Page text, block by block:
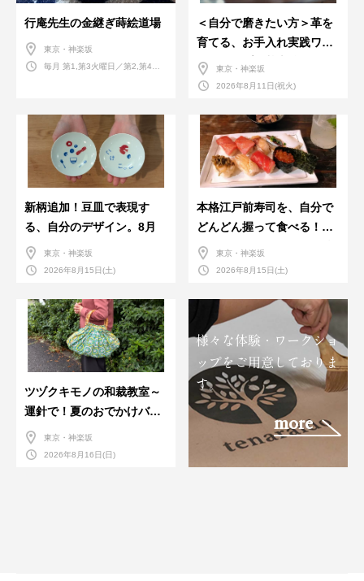
行庵先生の金継ぎ蒔絵道場
東京・神楽坂
毎月 第1,第3火曜日／第2,第4火
＜自分で磨きたい方＞革を
育てる、お手入れ実践ワー
クショップ。基本編！
東京・神楽坂
2026年8月11日(祝火)
新柄追加！豆皿で表現す
る、自分のデザイン。8月
東京・神楽坂
2026年8月15日(土)
本格江戸前寿司を、自分で
どんどん握って食べる！職
人さんに教わる＜握りの練
習会＞８月
東京・神楽坂
2026年8月15日(土)
ツヅクキモノの和裁教室～
運針で！夏のおでかけバン
ダナバッグづくり～
東京・神楽坂
2026年8月16日(日)
様々な体験・ワークショ
ップをご用意しておりま
す。
more